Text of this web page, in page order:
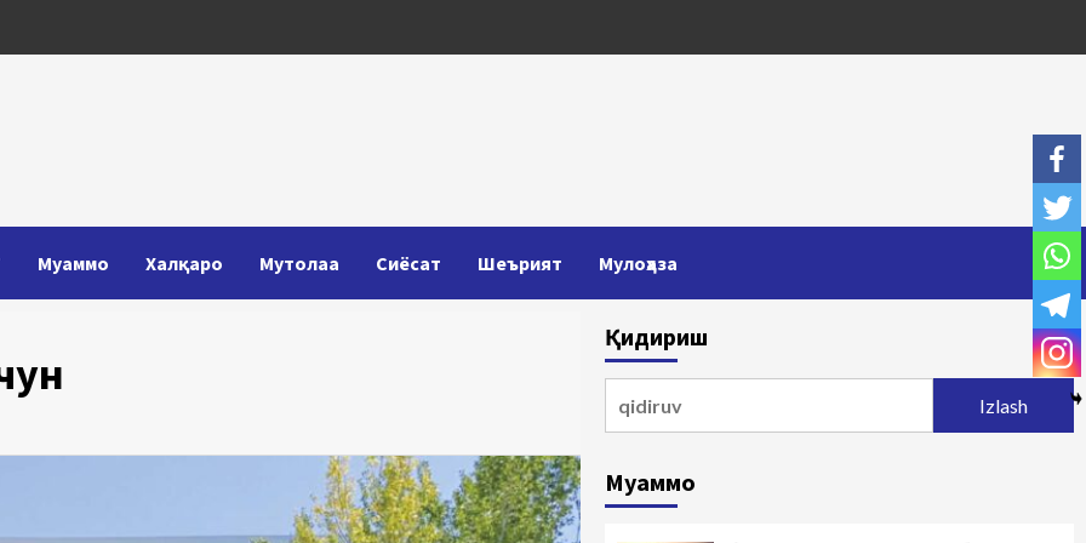
Муаммо Халқаро Мутолаа Сиёсат Шеърият Мулоҳаза
Қидириш
Муаммо